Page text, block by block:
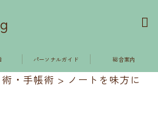
パーソナルガイド 総合案内
・手帳術 > ノートを味方に